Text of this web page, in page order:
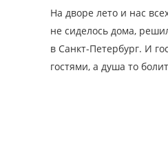
На дворе лето и нас
не сиделось дома,
в Санкт-Петербург. И
гостями, а душа то